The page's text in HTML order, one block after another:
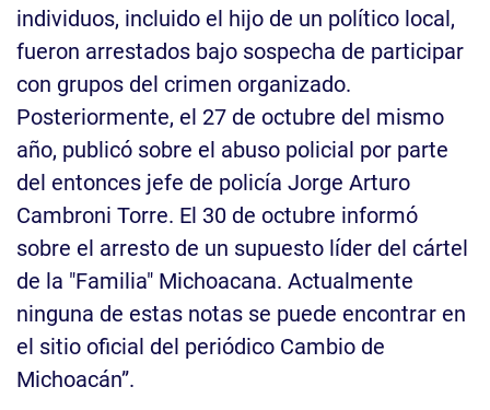
individuos, incluido el hijo de un político local,
fueron arrestados bajo sospecha de participar
con grupos del crimen organizado.
Posteriormente, el 27 de octubre del mismo
año, publicó sobre el abuso policial por parte
del entonces jefe de policía Jorge Arturo
Cambroni Torre. El 30 de octubre informó
sobre el arresto de un supuesto líder del cártel
de la "Familia" Michoacana. Actualmente
ninguna de estas notas se puede encontrar en
el sitio oficial del periódico Cambio de
Michoacán”.